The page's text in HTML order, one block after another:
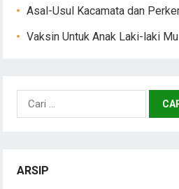
Asal-Usul Kacamata dan
Vaksin Untuk Anak Laki-laki
Cari
untuk:
ARSIP